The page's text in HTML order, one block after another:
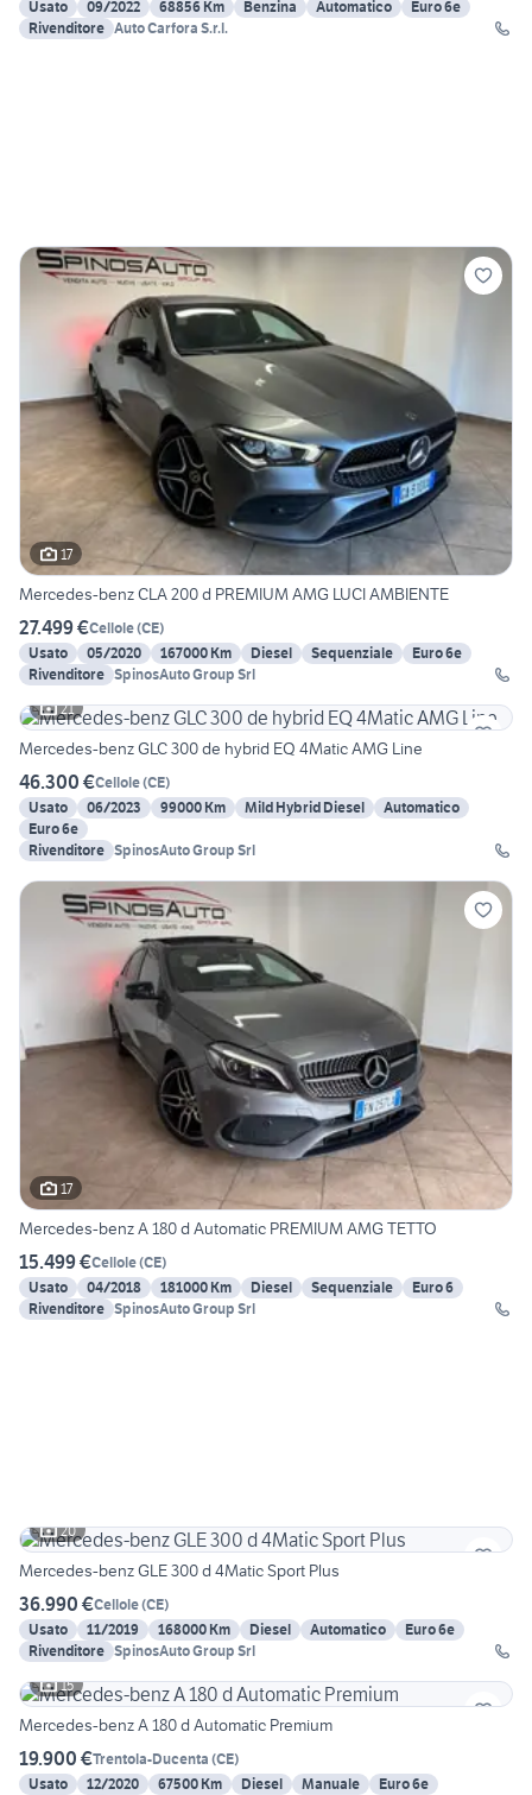
Usato 09/2022 68856 Km Benzina Automatico
Euro 6e
Rivenditore Auto Carfora S.r.l.
17
Mercedes-benz CLA 200 d PREMIUM AMG LUCI AMBIENTE
27.499 €Cellole(CE)
Usato
05/2020 167000 Km Diesel Sequenziale
Euro 6e
Rivenditore SpinosAuto Group Srl
21
Mercedes-benz GLC 300 de hybrid EQ 4Matic AMG Line
46.300 €Cellole(CE)
Usato
06/2023 99000 Km Mild Hybrid Diesel
Automatico
Euro 6e
Rivenditore SpinosAuto Group Srl
17
Mercedes-benz A 180 d Automatic PREMIUM AMG TETTO
15.499 €Cellole(CE)
Usato
04/2018 181000 Km Diesel Sequenziale
Euro 6
Rivenditore SpinosAuto Group Srl
20
Mercedes-benz GLE 300 d 4Matic Sport Plus
36.990 €Cellole(CE)
Usato
11/2019 168000 Km Diesel Automatico
Euro 6e
Rivenditore SpinosAuto Group Srl
15
Mercedes-benz A 180 d Automatic Premium
19.900 €Trentola-Ducenta (CE)
Usato
12/2020 67500 Km Diesel Manuale
Euro 6e